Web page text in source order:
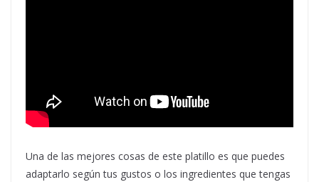
Una de las mejores cosas de este platillo es que puedes
adaptarlo según tus gustos o los ingredientes que tengas